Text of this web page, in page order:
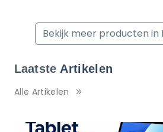
Bekijk meer producten
Laatste Artikelen
Alle Artikelen